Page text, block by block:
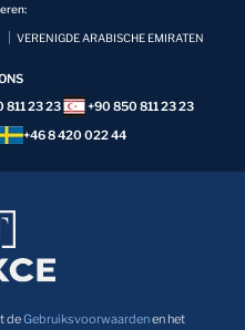
VERENIGDE ARABISCHE EMIRATEN
811 23 23
+90 850 811 23 23
+46 8 420 022 44
deGebruiksvoorwaardenen het